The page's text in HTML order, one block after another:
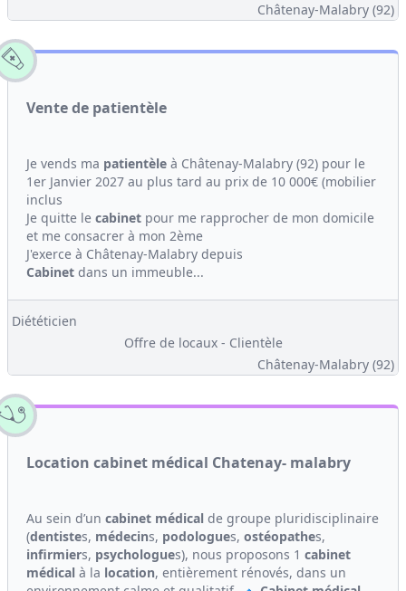
Châtenay-Malabry (92)
Vente de patientèle
Je vends ma patientèle à Châtenay-Malabry (92) pour le
1er Janvier 2027 au plus tard au prix de 10 000€ (mobilier
inclus
Je quitte le cabinet pour me rapprocher de mon domicile
et me consacrer à mon 2ème
J'exerce à Châtenay-Malabry depuis
Cabinet dans un immeuble...
Diététicien
Offre de locaux - Clientèle
Châtenay-Malabry (92)
Location cabinet médical Chatenay- malabry
Au sein d’un cabinet médical de groupe pluridisciplinaire
(dentistes, médecins, podologues, ostéopathes,
infirmiers, psychologues), nous proposons 1 cabinet
médical à la location, entièrement rénovés, dans un